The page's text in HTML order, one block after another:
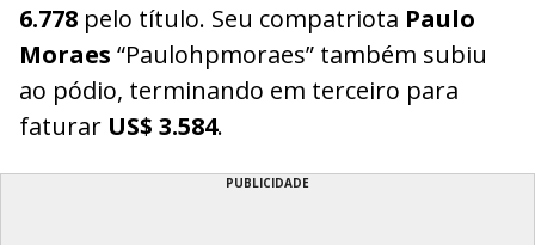
6.778 pelo título. Seu compatriota Paulo
Moraes “Paulohpmoraes” também subiu
ao pódio, terminando em terceiro para
faturar US$ 3.584.
PUBLICIDADE